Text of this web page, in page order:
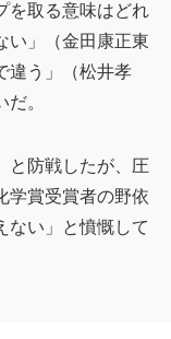
を取る意味はどれ
い」（金田康正東
違う」（松井孝
。
と防戦したが、圧
学賞受賞者の野依
ない」と憤慨して